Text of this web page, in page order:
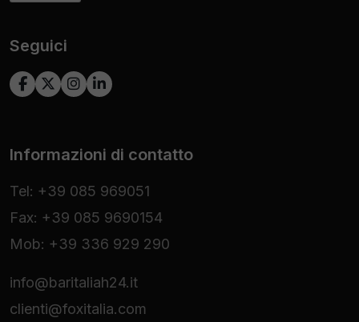
Seguici
Informazioni di contatto
Tel: +39 085 969051
Fax: +39 085 9690154
Mob: +39 336 929 290
info@baritaliah24.it
clienti@foxitalia.com